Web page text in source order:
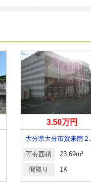
3.50万円
大
専有面積 23.69m²
間取り 1K